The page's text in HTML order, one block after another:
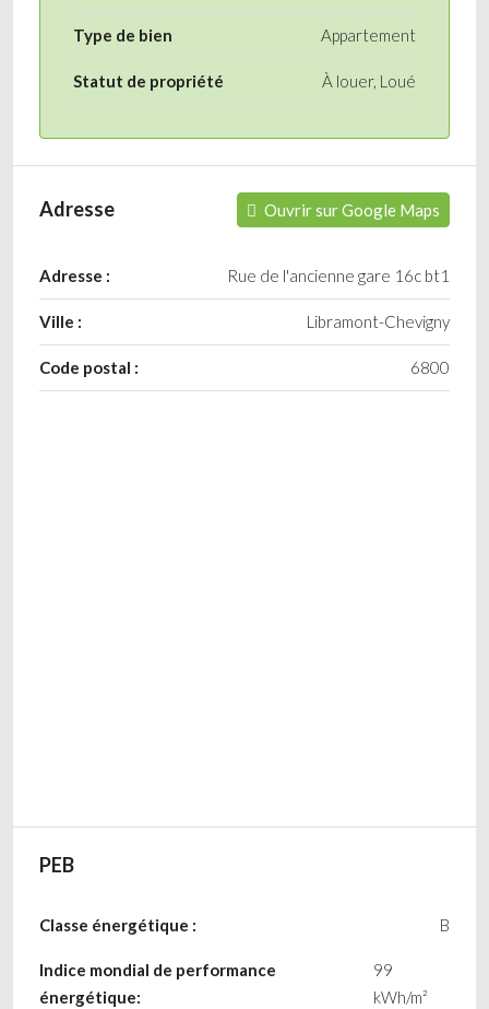
Type de bien Appartement
Statut de propriété À louer, Loué
Adresse Ouvrir sur Google Maps
Adresse : Rue de l'ancienne gare 16c bt1
Ville : Libramont-Chevigny
Code postal : 6800
PEB
Classe énergétique : B
Indice mondial de performance
énergétique:
99
kWh/m²